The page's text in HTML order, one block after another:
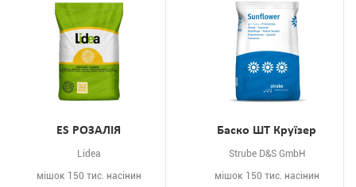
ES РОЗАЛІЯ
Lidea
мішок 150 тис. насінин
Баско ШТ Круїзер
Strube D&S GmbH
мішок 150 тис. насінин